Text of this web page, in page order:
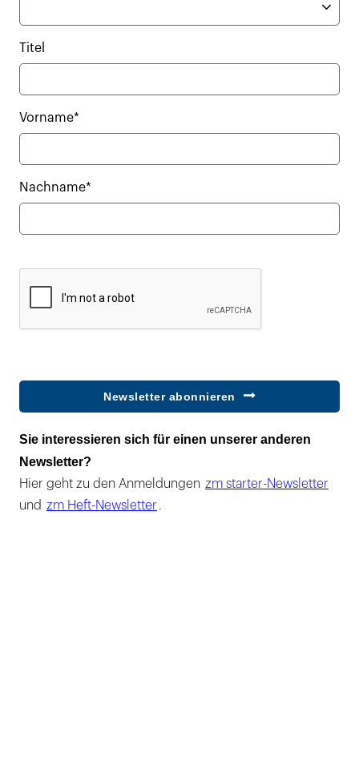
Titel
Vorname*
Nachname*
Newsletter abonnieren
Sie interessieren sich für einen unserer anderen
Newsletter?
Hier geht zu den Anmeldungen zm starter-Newsletter
und zm Heft-Newsletter .